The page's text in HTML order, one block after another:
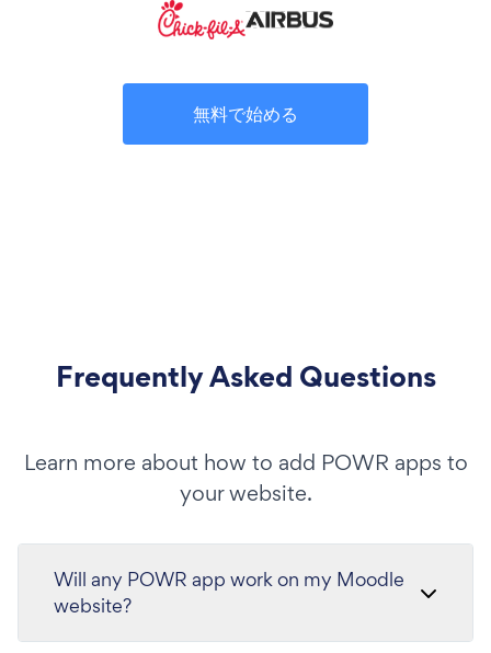
無料で始める
Frequently Asked Questions
Learn more about how to add POWR apps to
your website.
Will any POWR app work on my Moodle
website?